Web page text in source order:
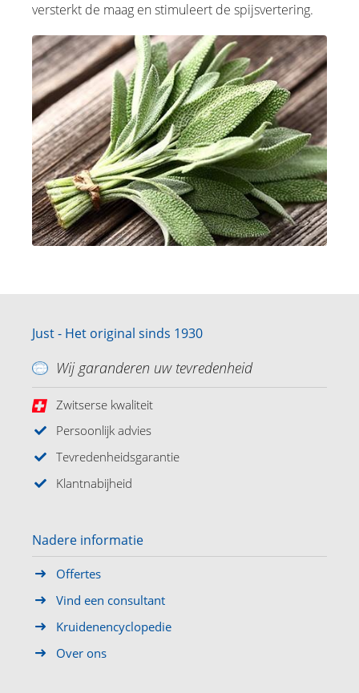
versterkt de maag en stimuleert de spijsvertering.
Just - Het original sinds 1930
Wij garanderen uw tevredenheid
Zwitserse kwaliteit
Persoonlijk advies
Tevredenheidsgarantie
Klantnabijheid
Nadere informatie
Offertes
Vind een consultant
Kruidenencyclopedie
Over ons